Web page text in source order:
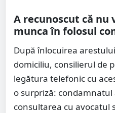
A recunoscut că nu
munca în folosul
După înlocuirea
domiciliu, consilierul de
legătura telefonic cu
o surpriză:
consultarea cu avocatul